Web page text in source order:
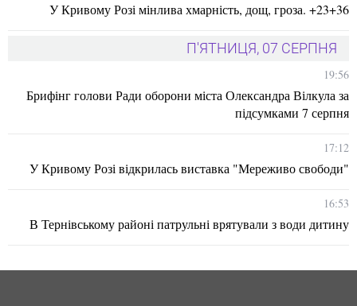
У Кривому Розі мінлива хмарність, дощ, гроза. +23+36
П'ЯТНИЦЯ, 07 СЕРПНЯ
19:56
Брифінг голови Ради оборони міста Олександра Вілкула за
підсумками 7 серпня
17:12
У Кривому Розі відкрилась виставка "Мереживо свободи"
16:53
В Тернівському районі патрульні врятували з води дитину